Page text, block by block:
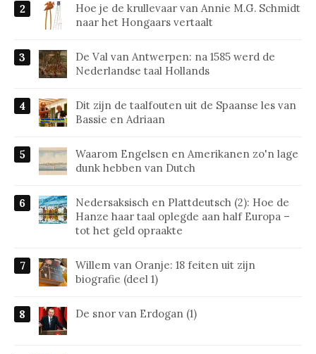
Hoe je de krullevaar van Annie M.G. Schmidt
naar het Hongaars vertaalt
De Val van Antwerpen: na 1585 werd de
Nederlandse taal Hollands
Dit zijn de taalfouten uit de Spaanse les van
Bassie en Adriaan
Waarom Engelsen en Amerikanen zo'n lage
dunk hebben van Dutch
Nedersaksisch en Plattdeutsch (2): Hoe de
Hanze haar taal oplegde aan half Europa –
tot het geld opraakte
Willem van Oranje: 18 feiten uit zijn
biografie (deel 1)
De snor van Erdogan (1)